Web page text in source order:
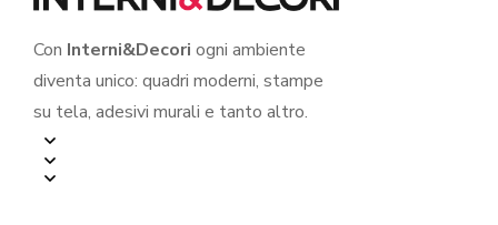
Con Interni&Decori ogni ambiente
diventa unico: quadri moderni, stampe
su tela, adesivi murali e tanto altro.